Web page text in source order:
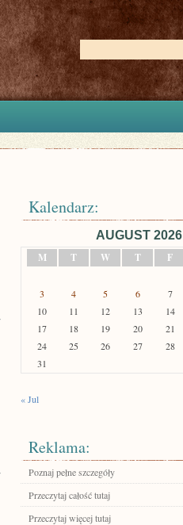
Kalendarz:
AUGUST 2026
M
T W T F
3
4 5 6 7
10
11 12 13 14
17
18 19 20 21
24
25 26 27 28
31
« Jul
Reklama:
Poznaj pełne szczegóły
Przeczytaj całość tutaj
Przeczytaj więcej tutaj